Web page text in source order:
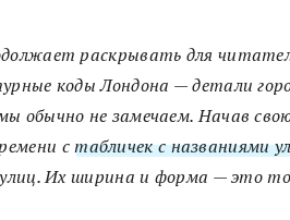
раскрывать для
коды Лондона — детали
обычно не замечаем. Начав
стабличек с названиями
улиц. Их ширина и форма — это